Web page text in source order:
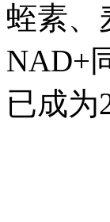
蛭素、
NAD+
已成为